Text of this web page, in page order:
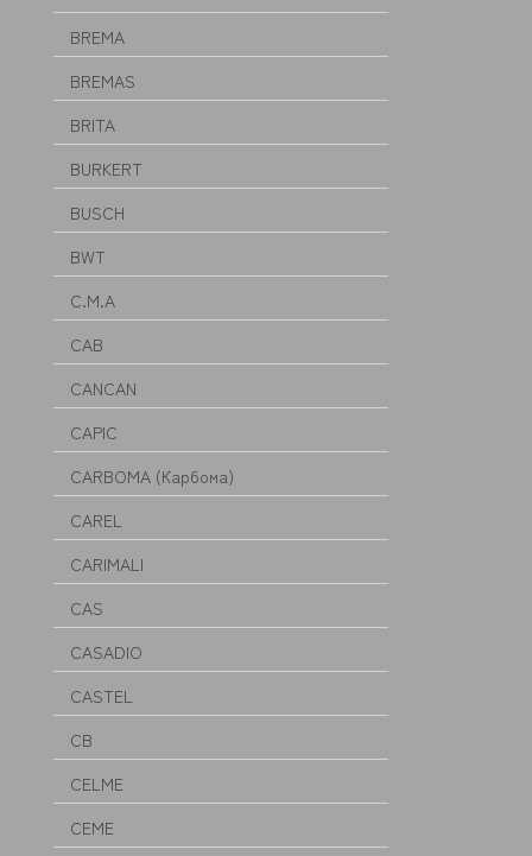
BREMA
BREMAS
BRITA
BURKERT
BUSCH
BWT
C.M.A
CAB
CANCAN
CAPIC
CARBOMA (Карбома)
CAREL
CARIMALI
CAS
CASADIO
CASTEL
CB
CELME
CEME